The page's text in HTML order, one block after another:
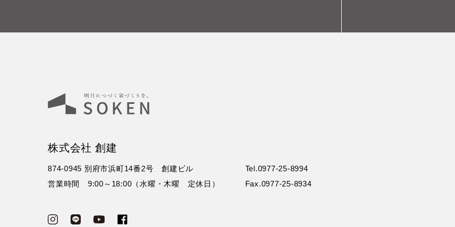
株式会社 創建
874-0945 別府市浜町14番2号 創建ビル
営業時間 9:00～18:00（水曜・木曜 定休日）
Tel.0977-25-8994
Fax.0977-25-8934